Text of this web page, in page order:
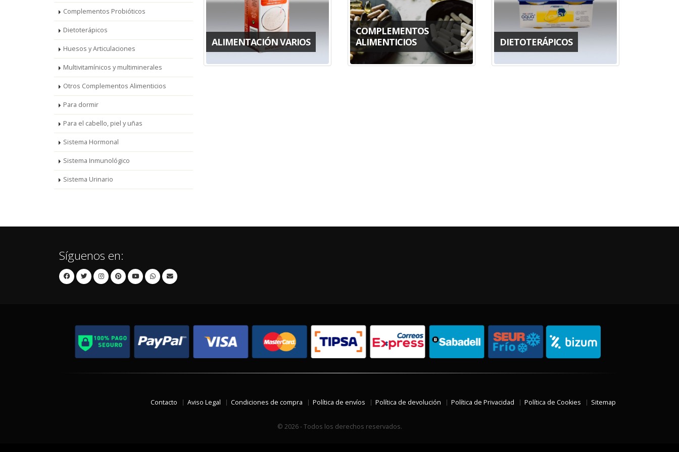
Complementos Probióticos
Dietoterápicos
Huesos y Articulaciones
Multivitamínicos y multiminerales
Otros Complementos Alimenticios
Para dormir
Para el cabello, piel y uñas
Sistema Hormonal
Sistema Inmunológico
Sistema Urinario
ALIMENTACIÓN VARIOS
COMPLEMENTOS
ALIMENTICIOS
DIETOTERÁPICOS
Síguenos en:
Contacto Aviso Legal Condiciones de compra Política de envíos Política de devolución Política de Privacidad Política de Cookies Sitemap
© 2026 - Todos los derechos reservados.